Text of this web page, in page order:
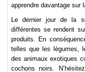
apprendre davantage sur
Le dernier jour de la
différentes se rendent
produits. En
telles que les légumes,
des animaux exotiques
cochons noirs.